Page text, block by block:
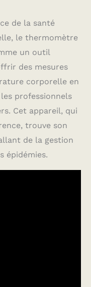
de la santé
le thermomètre
un outil
des mesures
corporelle en
professionnels
Cet appareil, qui
trouve son
de la gestion
épidémies.